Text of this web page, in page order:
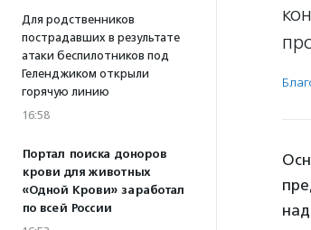
Для родственников
пострадавших в результате
атаки беспилотников под
Геленджиком открыли
горячую линию
16:58
Портал поиска доноров
крови для животных
«Одной Крови» заработал
по всей России